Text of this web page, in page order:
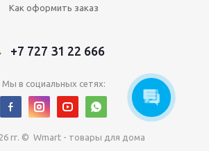
Как оформить заказ
+7 727 31 22 666
Мы в социальных сетях:
гг. © Wmart - товары для дома